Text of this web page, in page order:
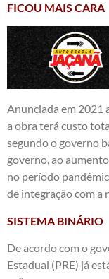
FICOU MAIS CARA
Anunciada em 2021
a obra terá custo
segundo o governo
governo, ao
no período
de integração com a
SISTEMA BINÁRIO
De acordo com o
Estadual (PRE) já